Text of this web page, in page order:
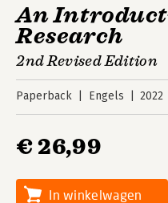
An
Research
2nd Revised Edition
Paperback Engels 2022
€ 26,99
In winkelwagen